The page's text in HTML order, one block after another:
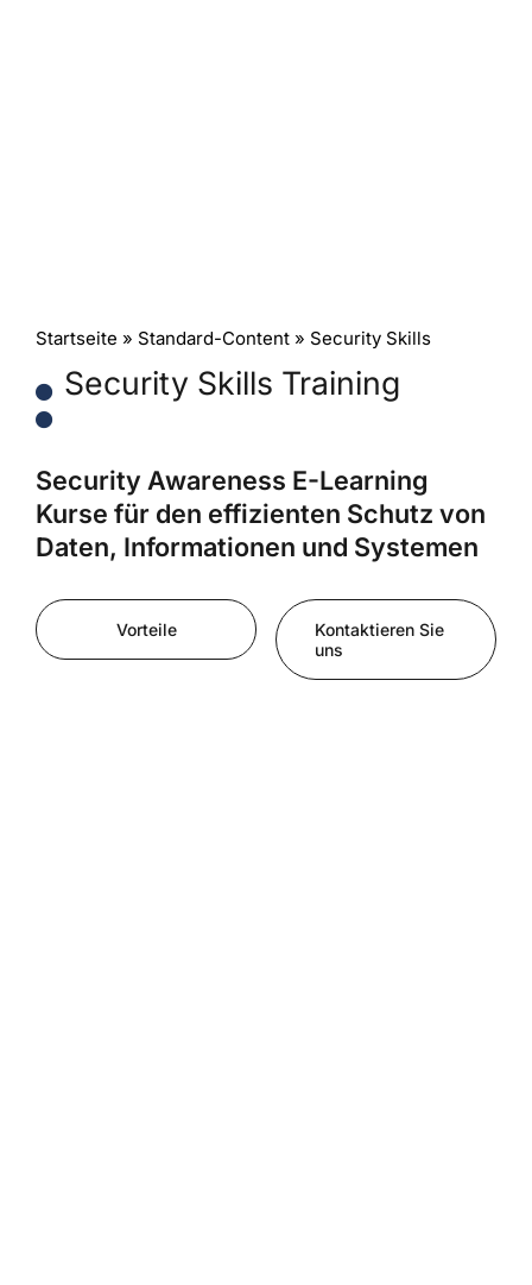
Startseite » Standard-Content» Security Skills
Security Skills Training
Security Awareness E-Learning
Kurse für den effizienten Schutz von
Daten, Informationen und Systemen
Vorteile
Kontaktieren Sie
uns